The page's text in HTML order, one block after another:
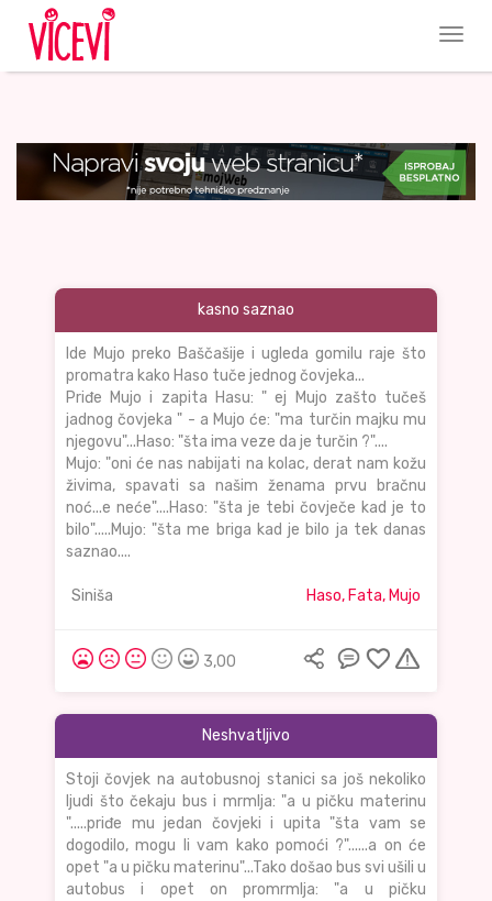
kasno saznao
Ide Mujo preko Baščašije i ugleda gomilu raje što
promatra kako Haso tuče jednog čovjeka...
Priđe Mujo i zapita Hasu: " ej Mujo zašto tučeš
jadnog čovjeka " - a Mujo će: "ma turčin majku mu
njegovu"...Haso: "šta ima veze da je turčin ?"....
Mujo: "oni će nas nabijati na kolac, derat nam kožu
živima, spavati sa našim ženama prvu bračnu
noć...e neće"....Haso: "šta je tebi čovječe kad je to
bilo".....Mujo: "šta me briga kad je bilo ja tek danas
saznao....
Siniša Haso, Fata, Mujo
3,00
Neshvatljivo
Stoji čovjek na autobusnoj stanici sa još nekoliko
ljudi što čekaju bus i mrmlja: "a u pičku materinu
".....priđe mu jedan čovjeki i upita "šta vam se
dogodilo, mogu li vam kako pomoći ?"......a on će
opet "a u pičku materinu"...Tako došao bus svi ušili u
autobus i opet on promrmlja: "a u pičku